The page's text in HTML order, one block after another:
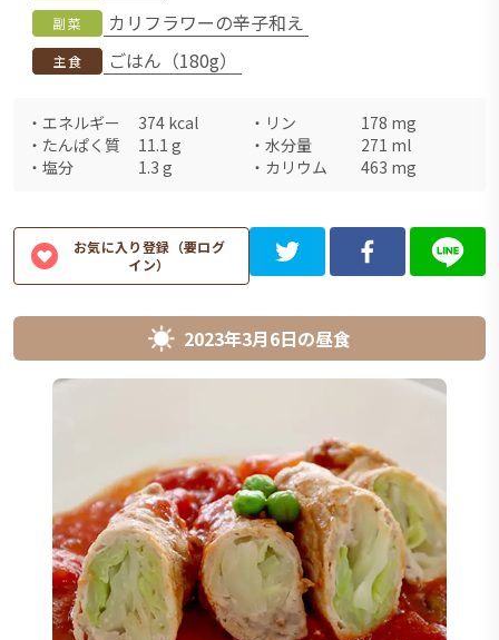
副菜 カリフラワーの辛子和え
主食 ごはん（180g）
・ エネルギー 374 kcal ・ リン 178 mg
・ たんぱく質 11.1 g ・ 水分量 271 ml
・ 塩分 1.3 g ・ カリウム 463 mg
お気に入り登録（要ログ
イン）
2023年3月6日の昼食